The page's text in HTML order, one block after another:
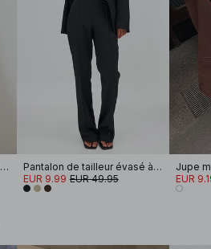
Haut à volants sur les épaules
Pantalon de tailleur évasé à taille mi-haute
EUR 9.99 EUR 49.95 EUR